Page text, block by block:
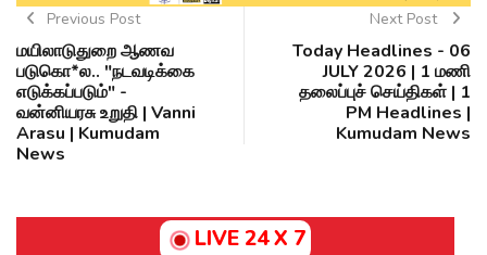
Previous Post
மயிலாடுதுறை ஆணவ
படுகொ*ல.. "நடவடிக்கை
எடுக்கப்படும்" -
வன்னியரசு உறுதி | Vanni
Arasu | Kumudam
News
Next Post
Today Headlines - 06
JULY 2026 | 1 மணி
தலைப்புச் செய்திகள் | 1
PM Headlines |
Kumudam News
LIVE 24 X 7